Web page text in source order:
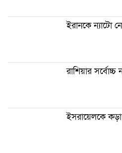
ইরানকে ন্যাটো
রাশিয়ার সর্বোচ্চ
ইসরায়েলকে কড়া